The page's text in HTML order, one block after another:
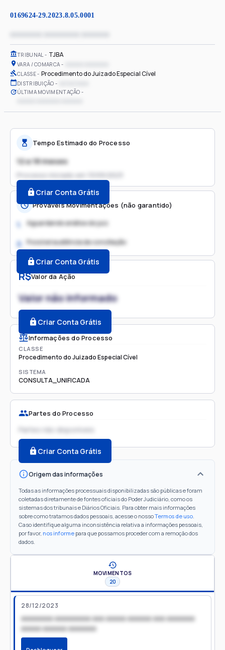
0169624-29.2023.8.05.0001
TRIBUNAL TJBA
VARA / COMARCA
CLASSE Procedimento do Juizado Especial Cível
DISTRIBUIÇÃO
ÚLTIMA MOVIMENTAÇÃO
R$Valor da Ação
Valor não informado
Criar Conta Grátis
Informações do Processo
CLASSE
Procedimento do Juizado Especial Cível
SISTEMA
CONSULTA_UNIFICADA
Partes do Processo
Partes não disponíveis
Criar Conta Grátis
Origem das informações
Todas as informações processuais disponibilizadas são públicas e foram
coletadas diretamente de fontes oficiais do Poder Judiciário, como os
sistemas dos tribunais e Diários Oficiais. Para obter mais informações
sobre como tratamos dados pessoais, acesse o nossoTermos de uso.
Caso identifique alguma inconsistência relativa a informações pessoais,
por favor, nos informe para que possamos proceder com a remoção dos
dados.
Tempo Estimado do Processo
12 a 18 meses
Processo iniciado em
Criar Conta Grátis
Prováveis Movimentações (não garantido)
1. Aguardando análise do juiz
2. Possível audiência de conciliação
Criar Conta Grátis
MOVIMENTOS
20
28/12/2023
xxxxxxxx xxxxxxxxx xxx xxxxx xxxxxx xxx xxxxxxx
xxxxx xxxxxx xxxxxxx